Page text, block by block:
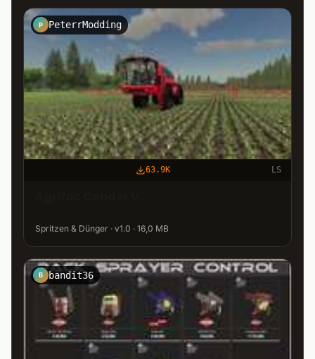
P PeterrModding
63.9K LS
Spritzen & Dünger · v1.0 · 16,0 MB
B bandit36